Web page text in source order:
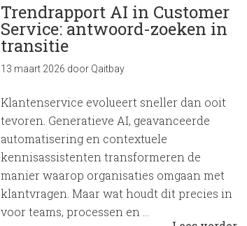
Trendrapport AI in Customer
Service: antwoord-zoeken in
transitie
13 maart 2026 door Qaitbay
Klantenservice evolueert sneller dan ooit
tevoren. Generatieve AI, geavanceerde
automatisering en contextuele
kennisassistenten transformeren de
manier waarop organisaties omgaan met
klantvragen. Maar wat houdt dit precies in
voor teams, processen en …